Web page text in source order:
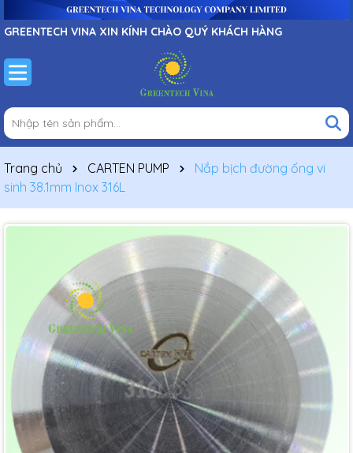
GREENTECH VINA XIN KÍNH CHÀO QUÝ KHÁCH HÀNG
Trang chủ CARTEN PUMP
Nắp bịch đường ống vi
sinh 38.1mm Inox 316L